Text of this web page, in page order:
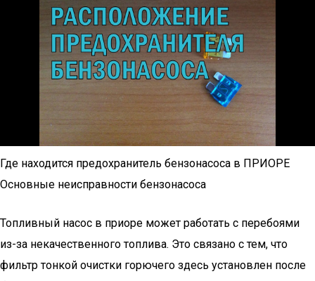
Где находится предохранитель бензонасоса в ПРИОРЕ
Основные неисправности бензонасоса
Топливный насос в приоре может работать с перебоями
из-за некачественного топлива. Это связано с тем, что
фильтр тонкой очистки горючего здесь установлен после